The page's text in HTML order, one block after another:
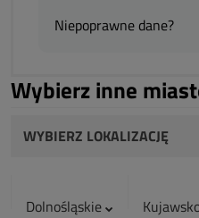
Niepoprawne dane?
Wybierz inne
WYBIERZ LOKALIZACJĘ
Dolnośląskie